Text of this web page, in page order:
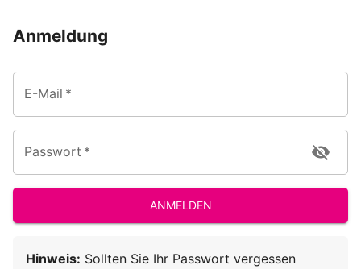
Anmeldung
E-Mail *
Passwort *
ANMELDEN
Hinweis: Sollten Sie Ihr Passwort vergessen